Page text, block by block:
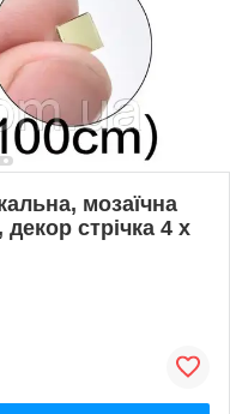
мозаїчна
стрічка 4 х